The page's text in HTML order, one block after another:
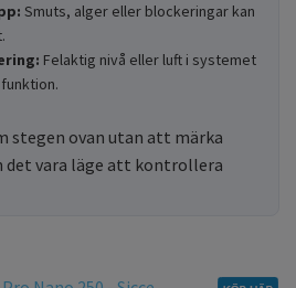
Smuts, alger eller blockeringar kan
Felaktig nivå eller luft i systemet
stegen ovan utan att märka
vara läge att kontrollera